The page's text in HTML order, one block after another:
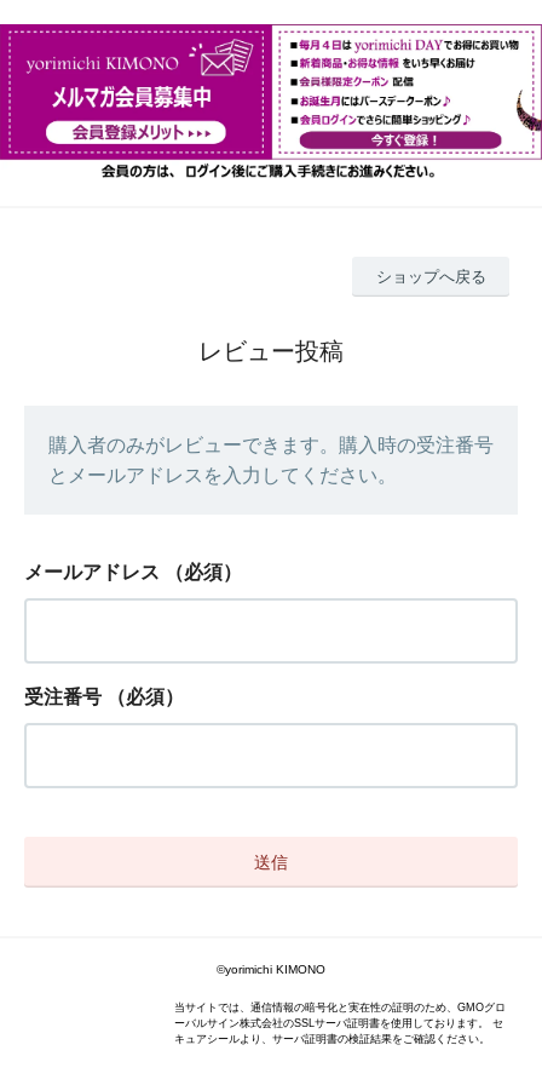
ショップへ戻る
レビュー投稿
購入者のみがレビューできます。購入時の受注番号
とメールアドレスを入力してください。
メールアドレス （必須）
受注番号 （必須）
©yorimichi KIMONO
当サイトでは、通信情報の暗号化と実在性の証明のため、GMOグロ
ーバルサイン株式会社のSSLサーバ証明書を使用しております。 セ
キュアシールより、サーバ証明書の検証結果をご確認ください。